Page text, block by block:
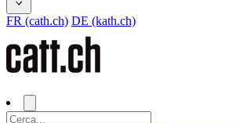
FR (cath.ch) DE (kath.ch)